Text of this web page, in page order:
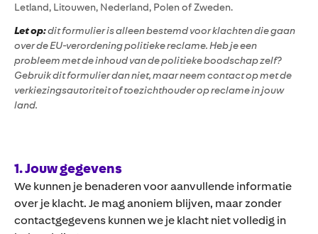
Letland, Litouwen, Nederland, Polen of Zweden.
Let op:dit formulier is alleen bestemd voor klachten die gaan
over de EU-verordening politieke reclame. Heb je een
probleem met de inhoud van de politieke boodschap zelf?
Gebruik dit formulier dan niet, maar neem contact op met de
verkiezingsautoriteit of toezichthouder op reclame in jouw
land.
1. Jouw gegevens
We kunnen je benaderen voor aanvullende informatie
over je klacht. Je mag anoniem blijven, maar zonder
contactgegevens kunnen we je klacht niet volledig in